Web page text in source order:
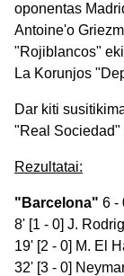
oponentas
Antoine'o
"Rojiblancos"
La Korunjos
Dar kiti
"Real Sociedad"
Rezultatai:
"Barcelona" 6 -
8' [1 - 0] J.
19' [2 - 0] M. El
32' [3 - 0]